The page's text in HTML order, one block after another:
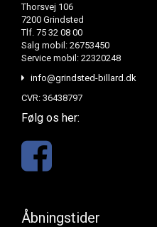
Thorsvej 106
7200 Grindsted
Tlf. 75 32 08 00
Salg mobil: 26753450
Service mobil: 22320248
info@grindsted-billard.dk
CVR: 36438797
Følg os her:
Åbningstider